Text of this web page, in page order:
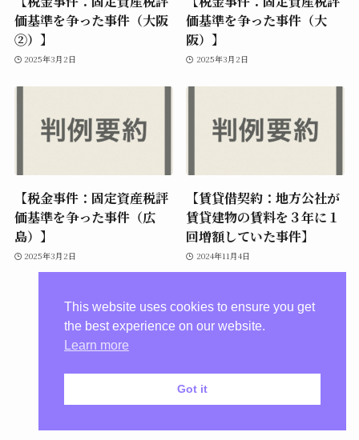
価基準を争った事件（大阪
➁）】
2025年3月2日
価基準を争った事件（大
阪）】
2025年3月2日
【税金事件：固定資産税評
価基準を争った事件（広
島）】
2025年3月2日
【賃貸借契約：地方公社が
賃貸建物の賃料を３年に１
回増額していた事件】
2024年11月4日
プライバシーポリシー
This website uses cookies to ensure you get
the best experience on our website.
Learn more
Got it